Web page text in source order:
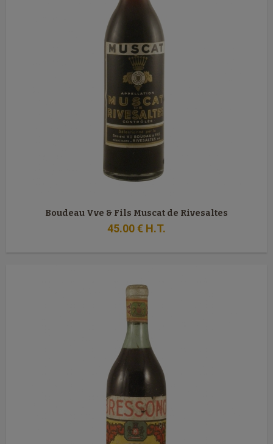
Boudeau Vve & Fils Muscat de Rivesaltes
45.00€ H.T.